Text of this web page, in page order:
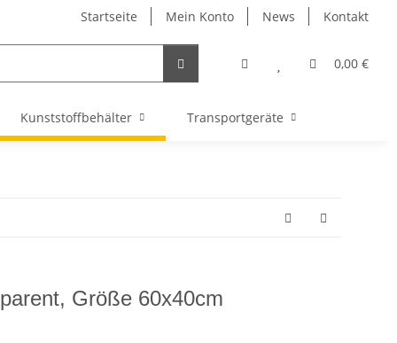
Startseite Mein Konto News Kontakt
0,00 €
Kunststoffbehälter Transportgeräte
Größe 60x40cm